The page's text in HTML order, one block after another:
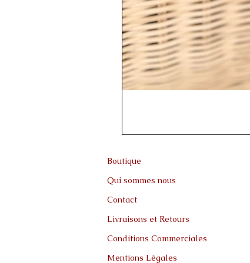
Boutique
Qui sommes nous
Contact
Livraisons et Retours
Conditions Commerciales
Mentions Légales